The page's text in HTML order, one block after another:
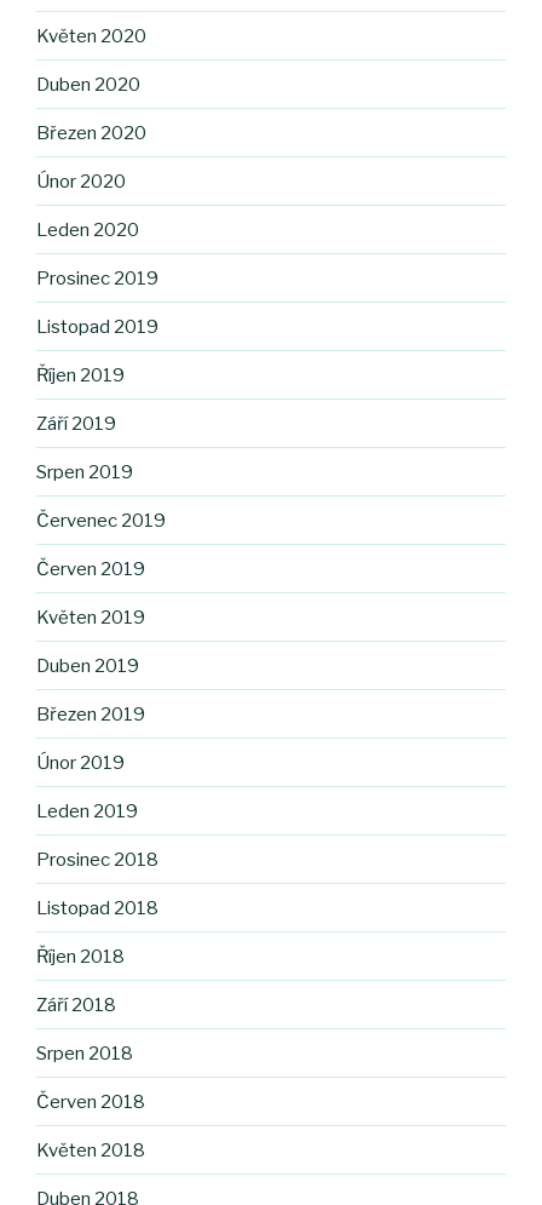
Květen 2020
Duben 2020
Březen 2020
Únor 2020
Leden 2020
Prosinec 2019
Listopad 2019
Říjen 2019
Září 2019
Srpen 2019
Červenec 2019
Červen 2019
Květen 2019
Duben 2019
Březen 2019
Únor 2019
Leden 2019
Prosinec 2018
Listopad 2018
Říjen 2018
Září 2018
Srpen 2018
Červen 2018
Květen 2018
Duben 2018